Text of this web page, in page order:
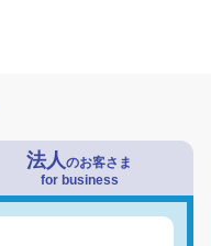
法人のお客さま
for business